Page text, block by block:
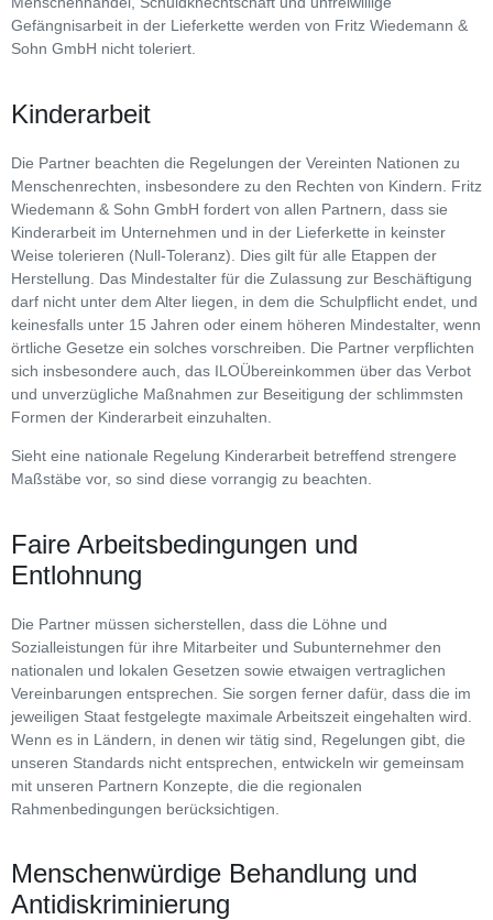
Gefängnisarbeit in der Lieferkette werden von Fritz Wiedemann &
Sohn GmbH nicht toleriert.
Kinderarbeit
Die Partner beachten die Regelungen der Vereinten Nationen zu
Menschenrechten, insbesondere zu den Rechten von Kindern. Fritz
Wiedemann & Sohn GmbH fordert von allen Partnern, dass sie
Kinderarbeit im Unternehmen und in der Lieferkette in keinster
Weise tolerieren (Null-Toleranz). Dies gilt für alle Etappen der
Herstellung. Das Mindestalter für die Zulassung zur Beschäftigung
darf nicht unter dem Alter liegen, in dem die Schulpflicht endet, und
keinesfalls unter 15 Jahren oder einem höheren Mindestalter, wenn
örtliche Gesetze ein solches vorschreiben. Die Partner verpflichten
sich insbesondere auch, das ILOÜbereinkommen über das Verbot
und unverzügliche Maßnahmen zur Beseitigung der schlimmsten
Formen der Kinderarbeit einzuhalten.
Sieht eine nationale Regelung Kinderarbeit betreffend strengere
Maßstäbe vor, so sind diese vorrangig zu beachten.
Faire Arbeitsbedingungen und
Entlohnung
Die Partner müssen sicherstellen, dass die Löhne und
Sozialleistungen für ihre Mitarbeiter und Subunternehmer den
nationalen und lokalen Gesetzen sowie etwaigen vertraglichen
Vereinbarungen entsprechen. Sie sorgen ferner dafür, dass die im
jeweiligen Staat festgelegte maximale Arbeitszeit eingehalten wird.
Wenn es in Ländern, in denen wir tätig sind, Regelungen gibt, die
unseren Standards nicht entsprechen, entwickeln wir gemeinsam
mit unseren Partnern Konzepte, die die regionalen
Rahmenbedingungen berücksichtigen.
Menschenwürdige Behandlung und
Antidiskriminierung